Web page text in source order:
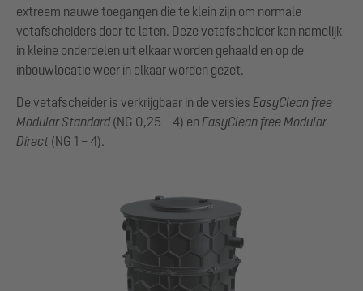
extreem nauwe toegangen die te klein zijn om normale
vetafscheiders door te laten. Deze vetafscheider kan namelijk
in kleine onderdelen uit elkaar worden gehaald en op de
inbouwlocatie weer in elkaar worden gezet.
De vetafscheider is verkrijgbaar in de versies EasyClean free
Modular Standard (NG 0,25 – 4) en EasyClean freeModular
Direct (NG 1 – 4).